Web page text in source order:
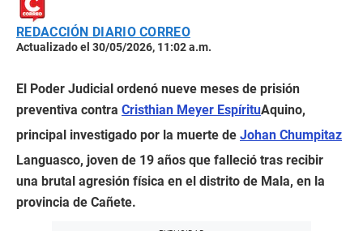
REDACCIÓN DIARIO CORREO
Actualizado el 30/05/2026, 11:02 a.m.
El Poder Judicial ordenó nueve meses de prisión
preventiva contra Cristhian Meyer EspírituAquino,
principal investigado por la muerte de Johan Chumpitaz
Languasco, joven de 19 años que falleció tras recibir
una brutal agresión física en el distrito de Mala, en la
provincia de Cañete.